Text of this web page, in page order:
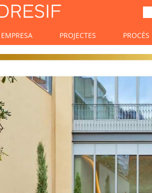
EMPRESA PROJECTES PROCÉS